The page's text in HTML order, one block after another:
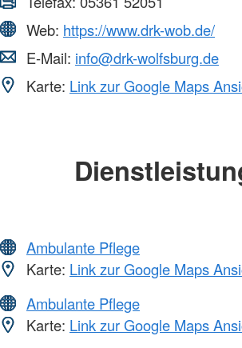
Web: https://www.drk-wob.de/
E-Mail: info@drk-wolfsburg.de
Karte: Link zur Google Maps
Ambulante Pflege
Karte: Link zur Google Maps
Ambulante Pflege
Karte: Link zur Google Maps